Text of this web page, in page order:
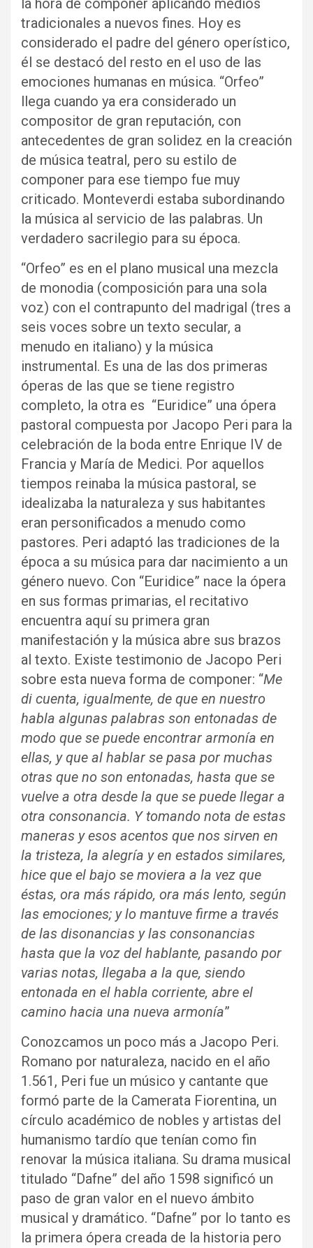
la hora de componer aplicando medios
tradicionales a nuevos fines. Hoy es
considerado el padre del género operístico,
él se destacó del resto en el uso de las
emociones humanas en música. “Orfeo”
llega cuando ya era considerado un
compositor de gran reputación, con
antecedentes de gran solidez en la creación
de música teatral, pero su estilo de
componer para ese tiempo fue muy
criticado. Monteverdi estaba subordinando
la música al servicio de las palabras. Un
verdadero sacrilegio para su época.
“Orfeo” es en el plano musical una mezcla
de monodia (composición para una sola
voz) con el contrapunto del madrigal (tres a
seis voces sobre un texto secular, a
menudo en italiano) y la música
instrumental. Es una de las dos primeras
óperas de las que se tiene registro
completo, la otra es “Euridice” una ópera
pastoral compuesta por Jacopo Peri para la
celebración de la boda entre Enrique IV de
Francia y María de Medici. Por aquellos
tiempos reinaba la música pastoral, se
idealizaba la naturaleza y sus habitantes
eran personificados a menudo como
pastores. Peri adaptó las tradiciones de la
época a su música para dar nacimiento a un
género nuevo. Con “Euridice” nace la ópera
en sus formas primarias, el recitativo
encuentra aquí su primera gran
manifestación y la música abre sus brazos
al texto. Existe testimonio de Jacopo Peri
sobre esta nueva forma de componer: “Me
di cuenta, igualmente, de que en nuestro
habla algunas palabras son entonadas de
modo que se puede encontrar armonía en
ellas, y que al hablar se pasa por muchas
otras que no son entonadas, hasta que se
vuelve a otra desde la que se puede llegar a
otra consonancia. Y tomando nota de estas
maneras y esos acentos que nos sirven en
la tristeza, la alegría y en estados similares,
hice que el bajo se moviera a la vez que
éstas, ora más rápido, ora más lento, según
las emociones; y lo mantuve firme a través
de las disonancias y las consonancias
hasta que la voz del hablante, pasando por
varias notas, llegaba a la que, siendo
entonada en el habla corriente, abre el
camino hacia una nueva armonía”
Conozcamos un poco más a Jacopo Peri.
Romano por naturaleza, nacido en el año
1.561, Peri fue un músico y cantante que
formó parte de la Camerata Fiorentina, un
círculo académico de nobles y artistas del
humanismo tardío que tenían como fin
renovar la música italiana. Su drama musical
titulado “Dafne” del año 1598 significó un
paso de gran valor en el nuevo ámbito
musical y dramático. “Dafne” por lo tanto es
la primera ópera creada de la historia pero